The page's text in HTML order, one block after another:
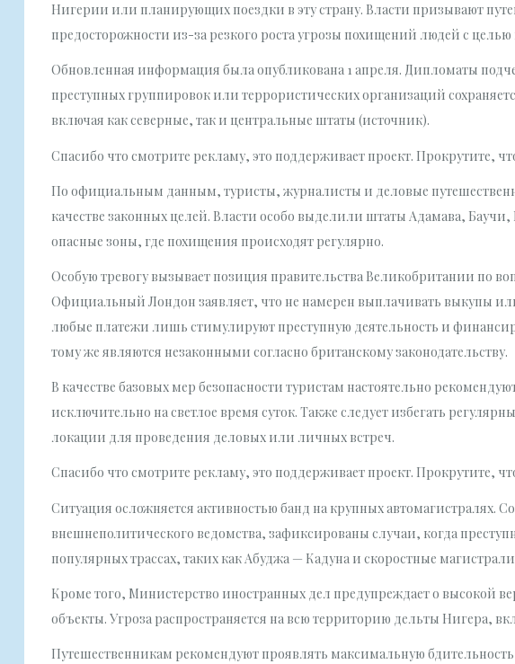
Нигерии или планирующих поездки в эту страну. Власти призывают
предосторожности из-за резкого роста угрозы похищений людей с целью
Обновленная информация была опубликована 1 апреля. Дипломаты
преступных группировок или террористических организаций
включая как северные, так и центральные штаты (источник).
Спасибо что смотрите рекламу, это поддерживает проект. Прокрутите,
По официальным данным, туристы, журналисты и деловые
качестве законных целей. Власти особо выделили штаты Адамава,
опасные зоны, где похищения происходят регулярно.
Особую тревогу вызывает позиция правительства Великобритании по
Официальный Лондон заявляет, что не намерен выплачивать выкупы
любые платежи лишь стимулируют преступную деятельность и
тому же являются незаконными согласно британскому законодательству.
В качестве базовых мер безопасности туристам настоятельно
исключительно на светлое время суток. Также следует избегать
локации для проведения деловых или личных встреч.
Спасибо что смотрите рекламу, это поддерживает проект. Прокрутите,
Ситуация осложняется активностью банд на крупных автомагистралях.
внешнеполитического ведомства, зафиксированы случаи, когда
популярных трассах, таких как Абуджа — Кадуна и скоростные
Кроме того, Министерство иностранных дел предупреждает о высокой
объекты. Угроза распространяется на всю территорию дельты Нигера,
Путешественникам рекомендуют проявлять максимальную